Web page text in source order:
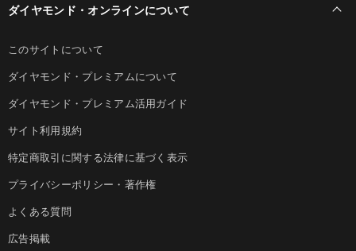
ダイヤモンド・オンラインについて
このサイトについて
ダイヤモンド・プレミアムについて
ダイヤモンド・プレミアム活用ガイド
サイト利用規約
特定商取引に関する法律に基づく表示
プライバシーポリシー・著作権
よくある質問
広告掲載